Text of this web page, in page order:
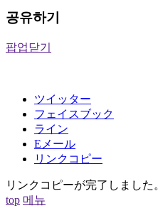
공유하기
팝업닫기
ツイッター
フェイスブック
ライン
Eメール
リンクコピー
リンクコピーが完了しました
top 메뉴